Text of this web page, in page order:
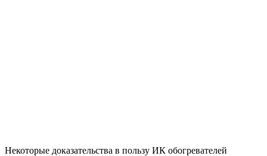
Некоторые доказательства в пользу ИК обогревателей